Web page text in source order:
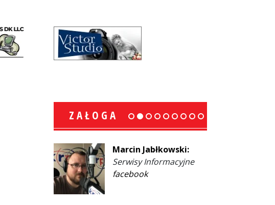
ZAŁOGA
Marcin Jabłkowski:
Serwisy Informacyjne
facebook